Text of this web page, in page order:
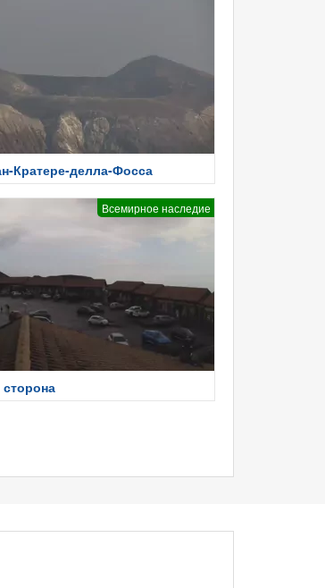
Кратере-делла-Фосса
Всемирное наследие